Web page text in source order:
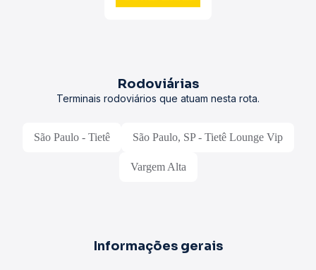
Rodoviárias
Terminais rodoviários que atuam nesta rota.
São Paulo - Tietê São Paulo, SP - Tietê Lounge Vip
Vargem Alta
Informações gerais